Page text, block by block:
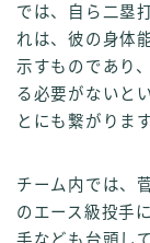
では、自ら二塁
れは、彼の身体
示すものであり
る必要がないと
とにも繋がります
チーム内では、
のエース級投手